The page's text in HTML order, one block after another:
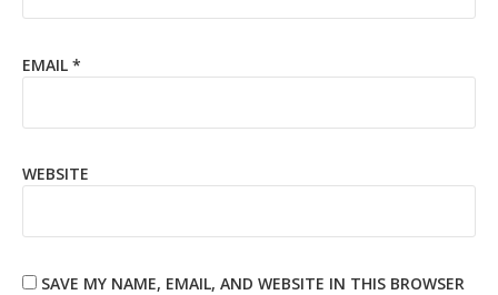
EMAIL *
WEBSITE
SAVE MY NAME, EMAIL, AND WEBSITE IN THIS BROWSER